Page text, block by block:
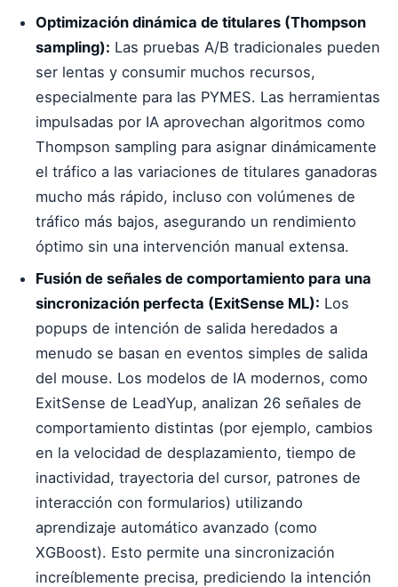
Optimización dinámica de titulares (Thompson
sampling): Las pruebas A/B tradicionales pueden
ser lentas y consumir muchos recursos,
especialmente para las PYMES. Las herramientas
impulsadas por IA aprovechan algoritmos como
Thompson sampling para asignar dinámicamente
el tráfico a las variaciones de titulares ganadoras
mucho más rápido, incluso con volúmenes de
tráfico más bajos, asegurando un rendimiento
óptimo sin una intervención manual extensa.
Fusión de señales de comportamiento para una
sincronización perfecta (ExitSense ML): Los
popups de intención de salida heredados a
menudo se basan en eventos simples de salida
del mouse. Los modelos de IA modernos, como
ExitSense de LeadYup, analizan 26 señales de
comportamiento distintas (por ejemplo, cambios
en la velocidad de desplazamiento, tiempo de
inactividad, trayectoria del cursor, patrones de
interacción con formularios) utilizando
aprendizaje automático avanzado (como
XGBoost). Esto permite una sincronización
increíblemente precisa, prediciendo la intención